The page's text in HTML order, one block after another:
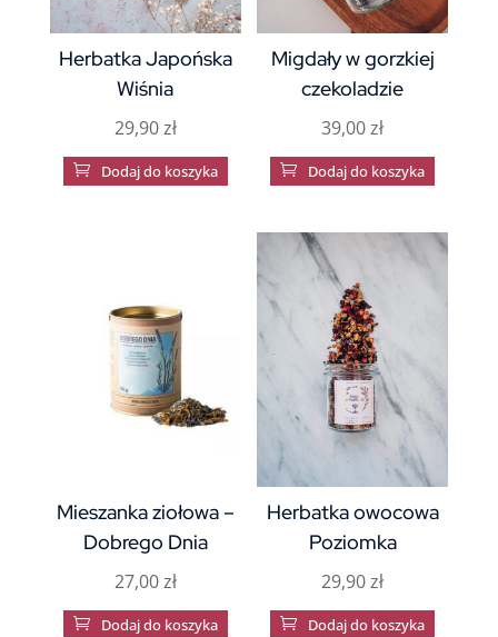
Herbatka Japońska
Wiśnia
29,90zł
 Dodaj do koszyka
Migdały w gorzkiej
czekoladzie
39,00zł
 Dodaj do koszyka
Mieszanka ziołowa –
Dobrego Dnia
27,00zł
 Dodaj do koszyka
Herbatka owocowa
Poziomka
29,90zł
 Dodaj do koszyka